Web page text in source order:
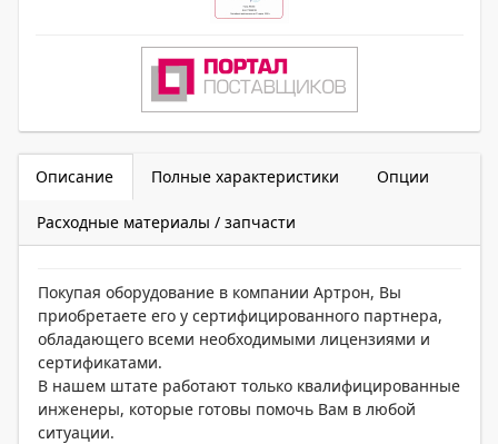
Описание Полные характеристики Опции
Расходные материалы / запчасти
Покупая оборудование в компании Артрон, Вы
приобретаете его у сертифицированного партнера,
обладающего всеми необходимыми лицензиями и
сертификатами.
В нашем штате работают только квалифицированные
инженеры, которые готовы помочь Вам в любой
ситуации.